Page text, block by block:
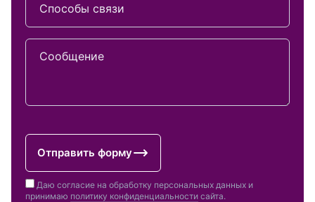
Способы связи
Сообщение
Отправить форму
Даю согласие на обработку персональных данных и
принимаю политику конфиденциальности сайта.